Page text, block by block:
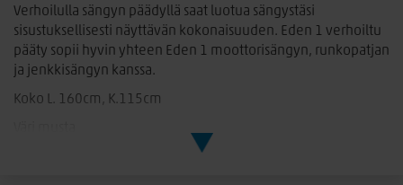
Verhoilulla sängyn päädyllä saat luotua sängystäsi
sisustuksellisesti näyttävän kokonaisuuden. Eden 1 verhoiltu
pääty sopii hyvin yhteen Eden 1 moottorisängyn, runkopatjan
ja jenkkisängyn kanssa.
Koko L. 160cm, K.115cm